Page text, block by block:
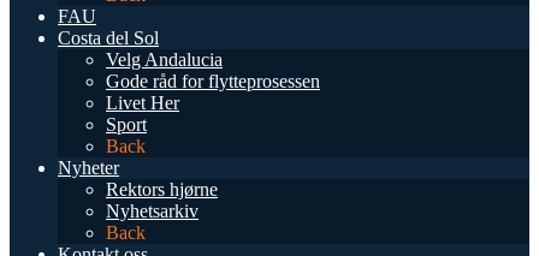
FAU
Costa del Sol
Velg Andalucia
Gode råd for flytteprosessen
Livet Her
Sport
Back
Nyheter
Rektors hjørne
Nyhetsarkiv
Back